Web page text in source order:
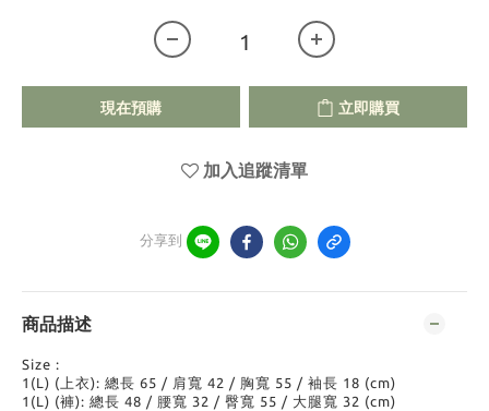
現在預購 立即購買
加入追蹤清單
分享到
商品描述
Size :
1(L) (上衣): 總長 65 / 肩寬 42 / 胸寬 55 / 袖長 18 (cm)
1(L) (褲): 總長 48 / 腰寬 32 / 臀寬 55 / 大腿寬 32 (cm)